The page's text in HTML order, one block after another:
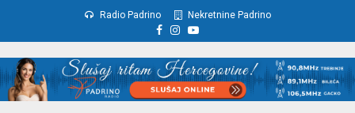
Radio Padrino Nekretnine Padrino
Facebook
Instagram
Youtube